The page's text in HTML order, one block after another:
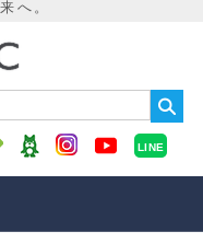
LINE